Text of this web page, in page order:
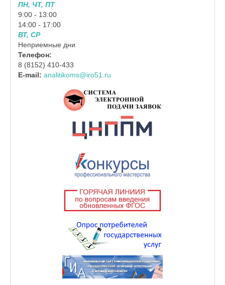
ПН, ЧТ, ПТ
9:00 - 13:00
14:00 - 17:00
ВТ, СР
Неприемные дни
Телефон:
8 (8152) 410-433
E-mail: analitikoms@iro51.ru